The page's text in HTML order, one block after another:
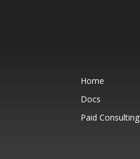
Home
Docs
Paid Consulting